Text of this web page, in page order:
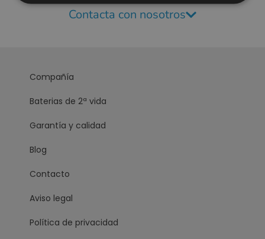
Contacta con nosotros
Compañía
Baterias de 2ª vida
Garantía y calidad
Blog
Contacto
Aviso legal
Política de privacidad